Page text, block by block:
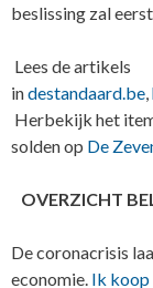
beslissing zal
Lees de artikels
indestandaard.be,
Herbekijk het
solden op De
OVERZICHT
De coronacrisis
economie. Ik koop